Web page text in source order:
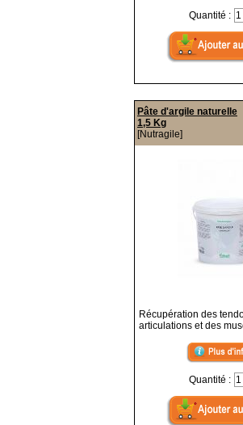
Quantité :
Pâte d'argile naturelle
1,5 Kg
[Nutragile]
Récupération des
articulations et des
Quantité :